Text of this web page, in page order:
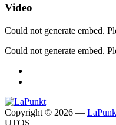
Video
Could not generate embed.
Could not generate embed.
Copyright © 2026 —
UTOS